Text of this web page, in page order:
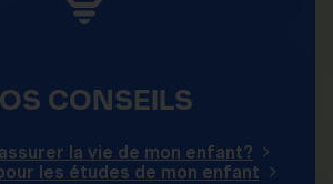
CONSEILS
la vie de mon enfant?
les études de mon enfant